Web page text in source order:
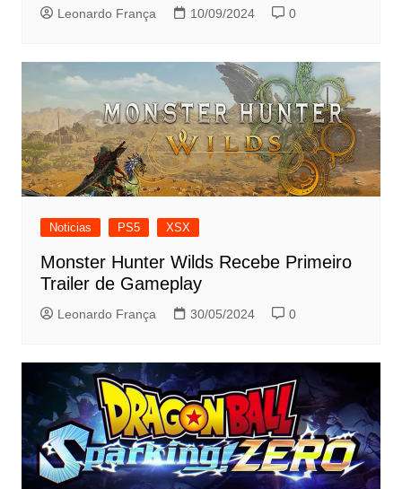
Leonardo França 10/09/2024 0
Noticias PS5 XSX
Monster Hunter Wilds Recebe Primeiro
Trailer de Gameplay
Leonardo França 30/05/2024 0